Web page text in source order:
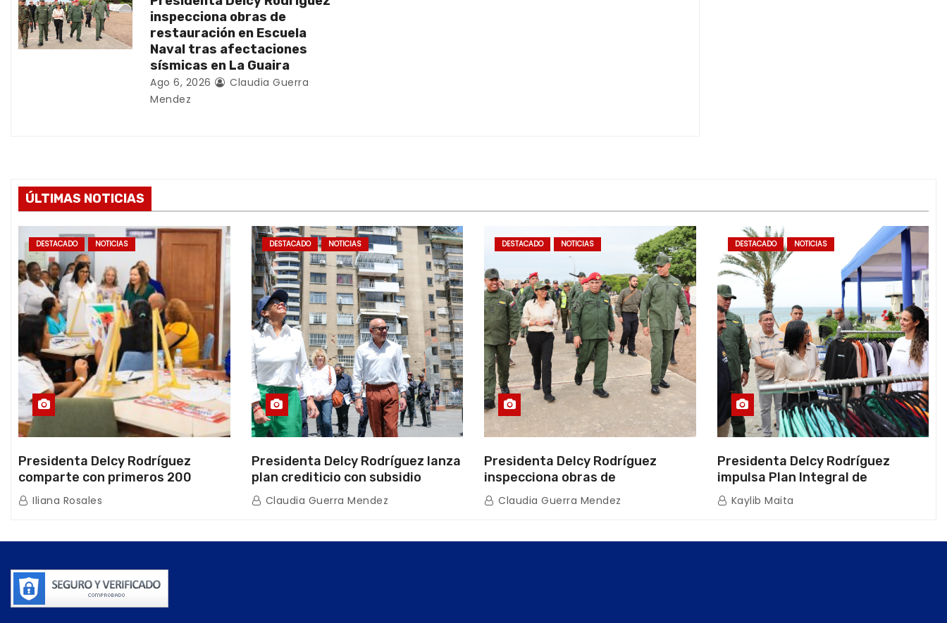
r
a
inspecciona obras de
restauración en Escuela
Naval tras afectaciones
sísmicas en La Guaira
Ago 6, 2026
Claudia Guerra
Mendez
ÚLTIMAS NOTICIAS
DESTACADO NOTICIAS
Presidenta Delcy Rodríguez
comparte con primeros 200
beneficiarios de la nueva Casa de
los Abuelos “La Primavera” en
Iliana Rosales
DESTACADO NOTICIAS
Presidenta Delcy Rodríguez lanza
plan crediticio con subsidio
directo en encuentro con Juntas
de Condominio
Claudia Guerra Mendez
DESTACADO NOTICIAS
Presidenta Delcy Rodríguez
inspecciona obras de
restauración en Escuela Naval
tras afectaciones sísmicas en La
Claudia Guerra Mendez
DESTACADO NOTICIAS
Presidenta Delcy Rodríguez
impulsa Plan Integral de
Reactivación Económica en La
Guaira
Kaylib Maita